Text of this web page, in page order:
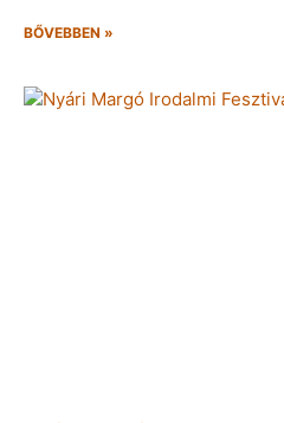
BŐVEBBEN »